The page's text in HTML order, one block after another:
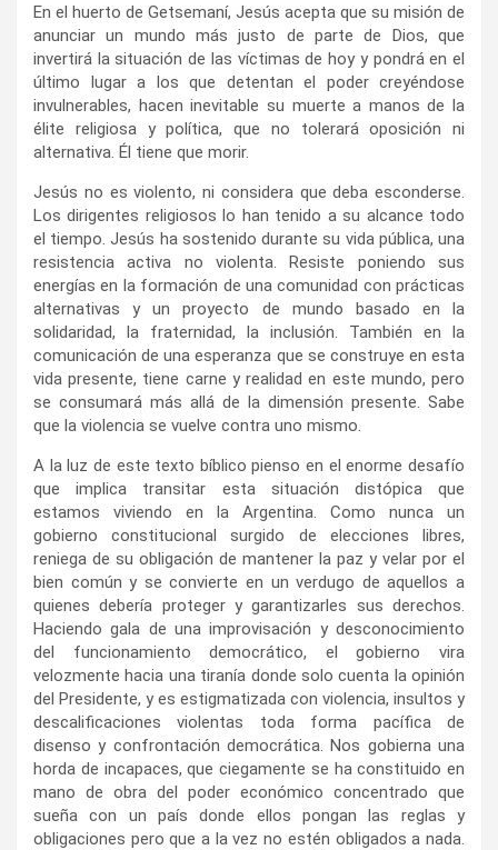
En el huerto de Getsemaní, Jesús acepta que su misión de
anunciar un mundo más justo de parte de Dios, que
invertirá la situación de las víctimas de hoy y pondrá en el
último lugar a los que detentan el poder creyéndose
invulnerables, hacen inevitable su muerte a manos de la
élite religiosa y política, que no tolerará oposición ni
alternativa. Él tiene que morir.
Jesús no es violento, ni considera que deba esconderse.
Los dirigentes religiosos lo han tenido a su alcance todo
el tiempo. Jesús ha sostenido durante su vida pública, una
resistencia activa no violenta. Resiste poniendo sus
energías en la formación de una comunidad con prácticas
alternativas y un proyecto de mundo basado en la
solidaridad, la fraternidad, la inclusión. También en la
comunicación de una esperanza que se construye en esta
vida presente, tiene carne y realidad en este mundo, pero
se consumará más allá de la dimensión presente. Sabe
que la violencia se vuelve contra uno mismo.
A la luz de este texto bíblico pienso en el enorme desafío
que implica transitar esta situación distópica que
estamos viviendo en la Argentina. Como nunca un
gobierno constitucional surgido de elecciones libres,
reniega de su obligación de mantener la paz y velar por el
bien común y se convierte en un verdugo de aquellos a
quienes debería proteger y garantizarles sus derechos.
Haciendo gala de una improvisación y desconocimiento
del funcionamiento democrático, el gobierno vira
velozmente hacia una tiranía donde solo cuenta la opinión
del Presidente, y es estigmatizada con violencia, insultos y
descalificaciones violentas toda forma pacífica de
disenso y confrontación democrática. Nos gobierna una
horda de incapaces, que ciegamente se ha constituido en
mano de obra del poder económico concentrado que
sueña con un país donde ellos pongan las reglas y
obligaciones pero que a la vez no estén obligados a nada.